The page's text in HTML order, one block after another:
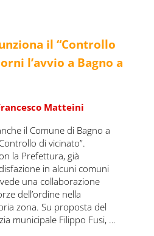
il “Controllo
l’avvio a Bagno a
Matteini
il Comune di Bagno a
di vicinato”.
la Prefettura, già
in alcuni comuni
una collaborazione
dell’ordine nella
zona. Su proposta del
municipale Filippo Fusi, …